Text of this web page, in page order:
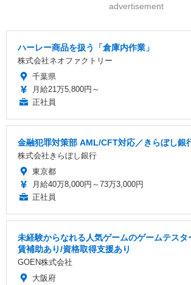
advertisement
ハーレー商品を扱う「倉庫内作業」
株式会社ネオファクトリー
千葉県
月給21万5,800円～
正社員
金融犯罪対策部 AML/CFT対応／きらぼし銀
株式会社きらぼし銀行
東京都
月給40万8,000円～73万3,000円
正社員
未経験からなれる人気ゲームのゲームテスタ
賃補助あり/資格取得支援あり
GOEN株式会社
大阪府